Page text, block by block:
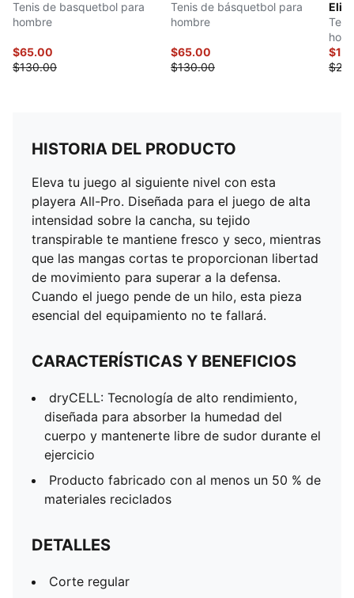
Tenis de basquetbol para
hombre
$65.00
$130.00
Tenis de básquetbol para
hombre
$65.00
$130.00
Elite
HISTORIA DEL PRODUCTO
Eleva tu juego al siguiente nivel con esta
playera All-Pro. Diseñada para el juego de alta
intensidad sobre la cancha, su tejido
transpirable te mantiene fresco y seco, mientras
que las mangas cortas te proporcionan libertad
de movimiento para superar a la defensa.
Cuando el juego pende de un hilo, esta pieza
esencial del equipamiento no te fallará.
CARACTERÍSTICAS Y BENEFICIOS
dryCELL: Tecnología de alto rendimiento,
diseñada para absorber la humedad del
cuerpo y mantenerte libre de sudor durante el
ejercicio
Producto fabricado con al menos un 50 % de
materiales reciclados
DETALLES
Corte regular